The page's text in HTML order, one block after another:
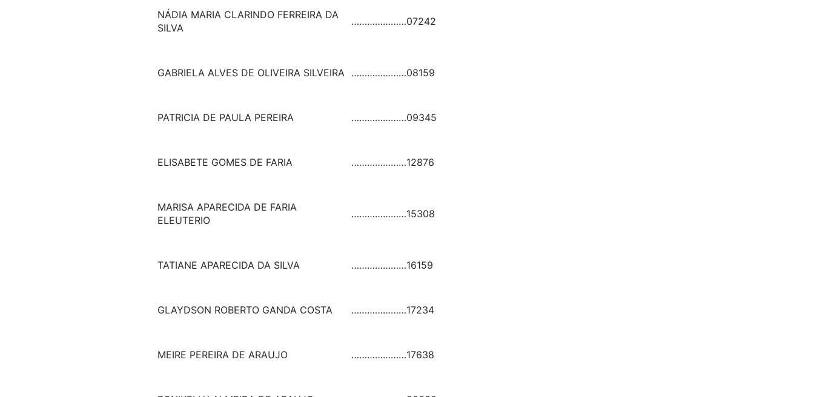
NÁDIA MARIA CLARINDO FERREIRA DA
SILVA
…………………07242
GABRIELA ALVES DE OLIVEIRA SILVEIRA …………………08159
PATRICIA DE PAULA PEREIRA …………………09345
ELISABETE GOMES DE FARIA …………………12876
MARISA APARECIDA DE FARIA
ELEUTERIO
…………………15308
TATIANE APARECIDA DA SILVA …………………16159
GLAYDSON ROBERTO GANDA COSTA …………………17234
MEIRE PEREIRA DE ARAUJO …………………17638